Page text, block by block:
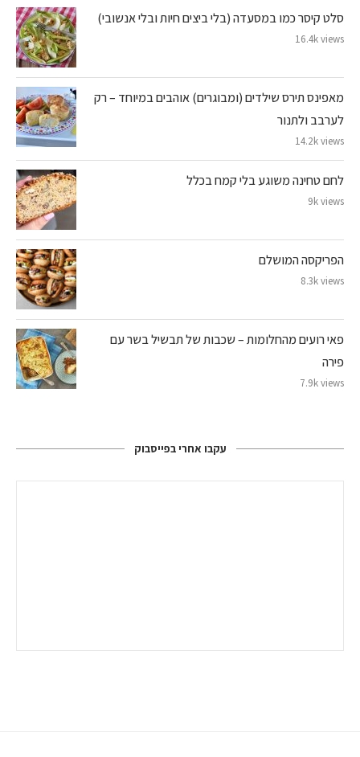
סלט קיסר כמו במסעדה (בלי ביצים חיות ובלי אנשובי)
16.4k views
מאפינס תירס שילדים (ומבוגרים) אוהבים במיוחד – רק
לערבב ולתנור
14.2k views
לחם טחינה משוגע בלי קמח בכלל
9k views
הפריקסה המושלם
8.3k views
פאי רועים מהחלומות – שכבות של תבשיל בשר עם
פירה
7.9k views
עקבו אחרי בפייסבוק